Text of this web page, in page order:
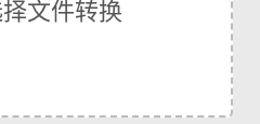
文件转换